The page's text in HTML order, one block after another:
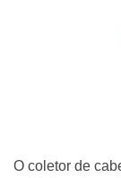
O coletor de